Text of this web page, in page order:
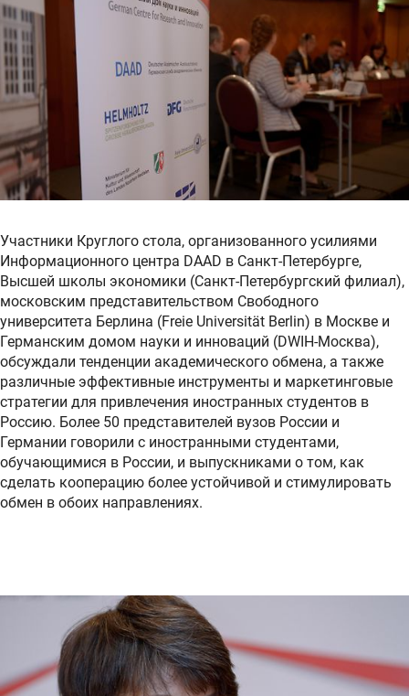
Участники Круглого стола, организованного усилиями
Информационного центра DAAD в Санкт-Петербурге,
Высшей школы экономики (Санкт-Петербургский филиал),
московским представительством Свободного
университета Берлина (Freie Universität Berlin) в Москве и
Германским домом науки и инноваций (DWIH-Москва),
обсуждали тенденции академического обмена, а также
различные эффективные инструменты и маркетинговые
стратегии для привлечения иностранных студентов в
Россию. Более 50 представителей вузов России и
Германии говорили с иностранными студентами,
обучающимися в России, и выпускниками о том, как
сделать кооперацию более устойчивой и стимулировать
обмен в обоих направлениях.